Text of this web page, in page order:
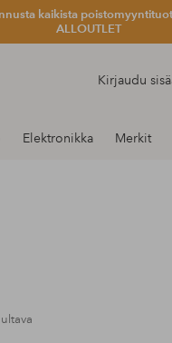
kaikista
ALLOUTLET
Kirjaudu
Elektronikka Merkit